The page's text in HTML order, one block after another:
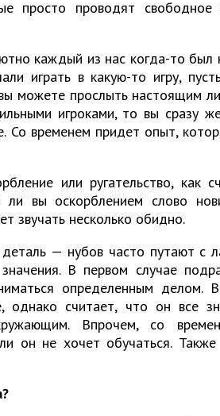
просто проводят свободное
каждый из нас когда-то был
играть в какую-то игру,
можете прослыть настоящим
игроками, то вы сразу
Со временем придет опыт,
или ругательство, как
ли вы оскорблением слово
звучать несколько обидно.
— нубов часто путают с
В первом случае
определенным делом.
однако считает, что он все
Впрочем, со
он не хочет обучаться.